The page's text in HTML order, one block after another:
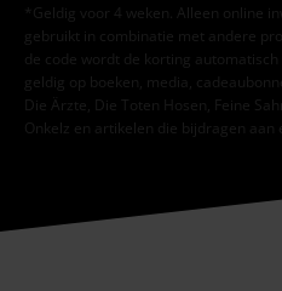
*Geldig voor 4 weken. Alleen online
gebruikt in combinatie met andere
de code wordt de korting
geldig op boeken, media,
Die Ärzte, Die Toten Hosen, Feine
Onkelz en artikelen die bijdragen aan